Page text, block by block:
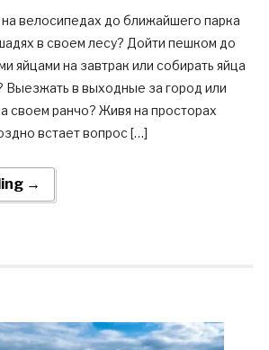
велосипедах до ближайшего парка
в своем лесу? Дойти пешком до
яйцами на завтрак или собирать яйца
Выезжать в выходные за город или
своем ранчо? Живя на просторах
встает вопрос […]
→